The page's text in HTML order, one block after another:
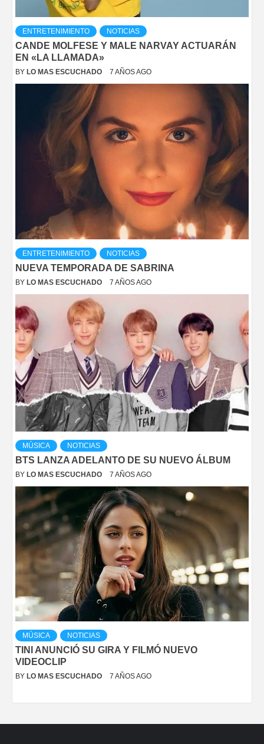
ENTRETENIMIENTO NOTICIAS
CANDE MOLFESE Y MALE NARVAY ACTUARÁN
EN «LA LLAMADA»
BY LO MAS ESCUCHADO 7 AÑOS AGO
ENTRETENIMIENTO NOTICIAS
NUEVA TEMPORADA DE SABRINA
BY LO MAS ESCUCHADO 7 AÑOS AGO
MÚSICA NOTICIAS
BTS LANZA ADELANTO DE SU NUEVO ÁLBUM
BY LO MAS ESCUCHADO 7 AÑOS AGO
MÚSICA NOTICIAS
TINI ANUNCIÓ SU GIRA Y FILMÓ NUEVO
VIDEOCLIP
BY LO MAS ESCUCHADO 7 AÑOS AGO